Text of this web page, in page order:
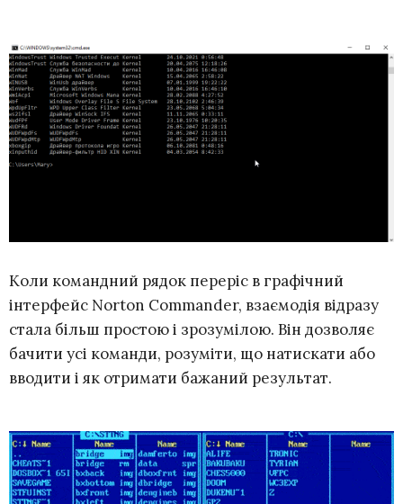
Коли командний рядок переріс в графічний
інтерфейс Norton Commander, взаємодія відразу
стала більш простою і зрозумілою. Він дозволяє
бачити усі команди, розуміти, що натискати або
вводити і як отримати бажаний результат.